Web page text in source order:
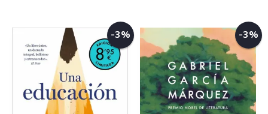
-3% -3%